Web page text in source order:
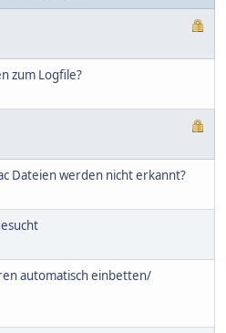
zum Logfile?
Dateien werden nicht erkannt?
automatisch einbetten/